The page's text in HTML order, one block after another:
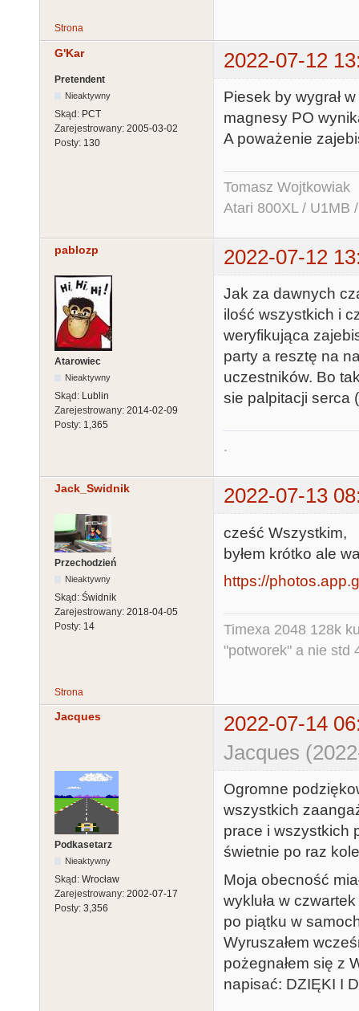
Strona
G'Kar 2022-07-12
Pretendent
Nieaktywny
Skąd: PCT
Zarejestrowany: 2005-03-02
Posty: 130
Piesek by wygrał
magnesy PO
A poważenie
Tomasz Wojtkowiak
Atari 800XL / U1MB
pablozp 2022-07-12
Atarowiec
Nieaktywny
Skąd: Lublin
Zarejestrowany: 2014-02-09
Posty: 1,365
Jak za dawnych
ilość wszystkich i
weryfikująca
party a resztę na
uczestników. Bo
sie palpitacji serca
.
Jack_Swidnik 2022-07-13
Przechodzień
Nieaktywny
Skąd: Świdnik
Zarejestrowany: 2018-04-05
Posty: 14
cześć Wszystkim,
byłem krótko ale
https://
Timexa 2048 128k
"potworek" a nie std
Strona
Jacques
2022-07-14
Jacques
Podkasetarz
Nieaktywny
Skąd: Wrocław
Zarejestrowany: 2002-07-17
Posty: 3,356
Ogromne
wszystkich
prace i wszystkich
świetnie po raz
Moja obecność
wykluła w
po piątku w
Wyruszałem
pożegnałem się z
napisać: DZIĘKI I